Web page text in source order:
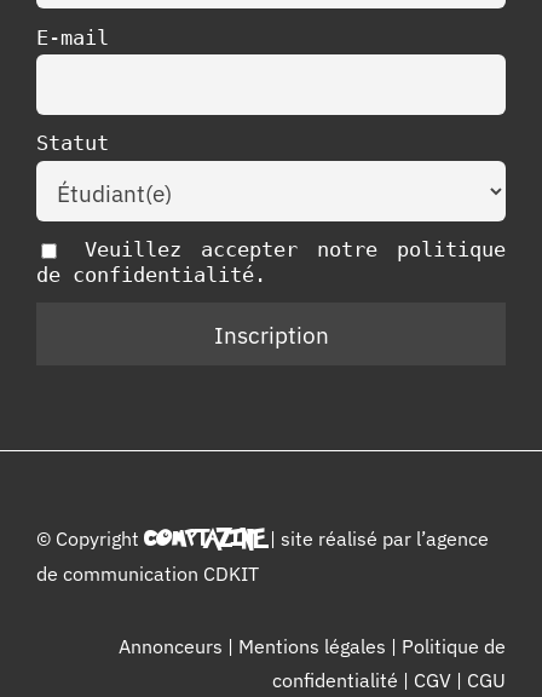
E-mail
Statut
Veuillez accepter notre politique
de confidentialité.
© Copyright COMPTAZINE| site réalisé par l’agence
de communication CDKIT
Annonceurs | Mentions légales | Politique de
confidentialité | CGV | CGU